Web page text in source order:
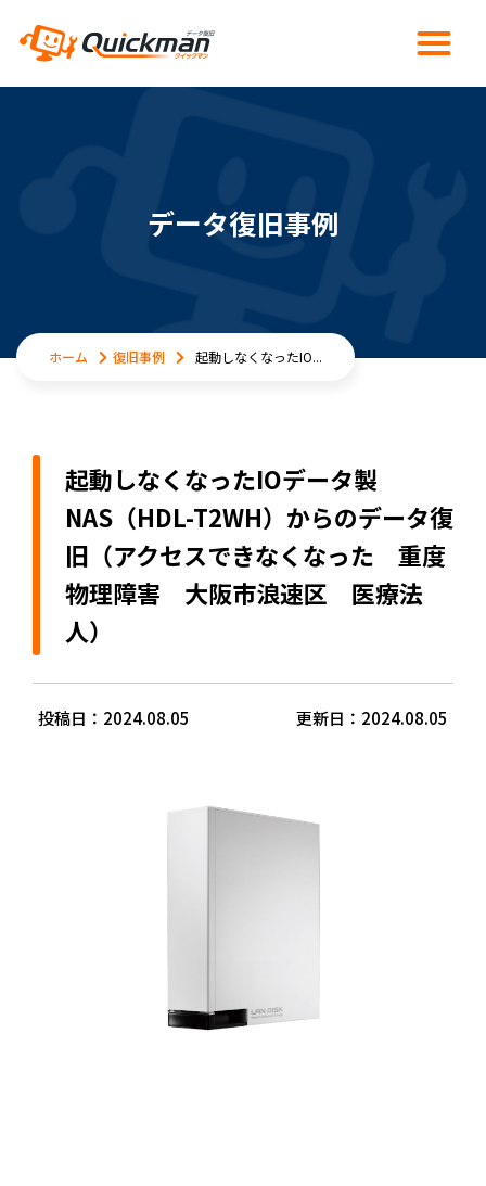
データ復旧事例
ホーム 復旧事例 起動しなくなったIO...
起動しなくなったIOデータ製
NAS（HDL-T2WH）からのデータ復
旧（アクセスできなくなった 重度
物理障害 大阪市浪速区 医療法
人）
投稿日：2024.08.05 更新日：2024.08.05